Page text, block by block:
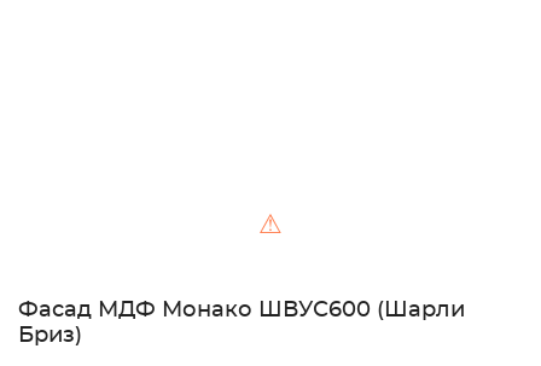
⚠
Фасад МДФ Монако ШВУС600 (Шарли
Бриз)